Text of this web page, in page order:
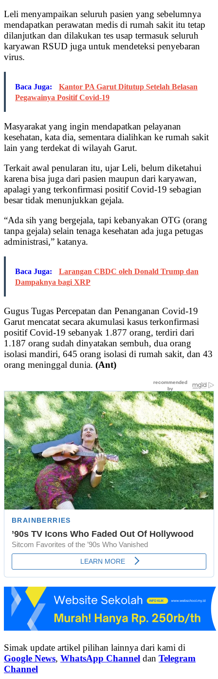
Leli menyampaikan seluruh pasien yang sebelumnya
mendapatkan perawatan medis di rumah sakit itu tetap
dilanjutkan dan dilakukan tes usap termasuk seluruh
karyawan RSUD juga untuk mendeteksi penyebaran
virus.
Baca Juga:
Kantor PA Garut Ditutup Setelah Belasan
Pegawainya Positif Covid-19
Masyarakat yang ingin mendapatkan pelayanan
kesehatan, kata dia, sementara dialihkan ke rumah sakit
lain yang terdekat di wilayah Garut.
Terkait awal penularan itu, ujar Leli, belum diketahui
karena bisa juga dari pasien maupun dari karyawan,
apalagi yang terkonfirmasi positif Covid-19 sebagian
besar tidak menunjukkan gejala.
“Ada sih yang bergejala, tapi kebanyakan OTG (orang
tanpa gejala) selain tenaga kesehatan ada juga petugas
administrasi,” katanya.
Baca Juga:
Larangan CBDC oleh Donald Trump dan
Dampaknya bagi XRP
Gugus Tugas Percepatan dan Penanganan Covid-19
Garut mencatat secara akumulasi kasus terkonfirmasi
positif Covid-19 sebanyak 1.877 orang, terdiri dari
1.187 orang sudah dinyatakan sembuh, dua orang
isolasi mandiri, 645 orang isolasi di rumah sakit, dan 43
orang meninggal dunia. (Ant)
Simak update artikel pilihan lainnya dari kami di
Google News, WhatsApp Channel dan Telegram
Channel